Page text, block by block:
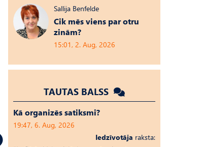
Sallija Benfelde
Cik mēs viens par otru
zinām?
15:01, 2. Aug, 2026
TAUTAS BALSS
Kā organizēs satiksmi?
19:47, 6. Aug, 2026
Iedzīvotāja raksta: